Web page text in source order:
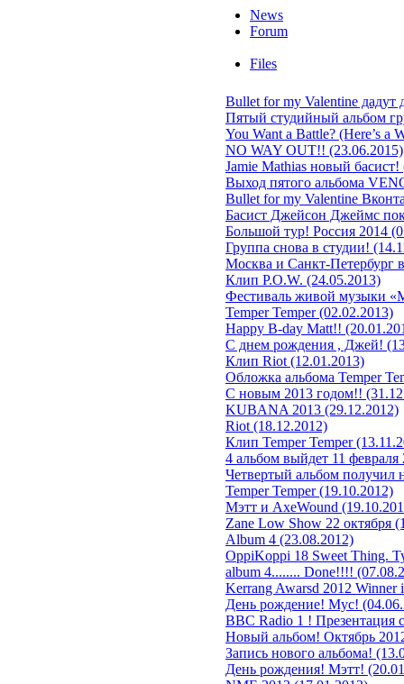
News
Forum
Files
Bullet for my Valentine дадут
Пятый студийный альбом
You Want a Battle? (Here’s a
NO WAY OUT!! (23.06.2015)
Jamie Mathias новый басист!
Выход пятого альбома
Bullet for my Valentine
Басист Джейсон Джеймс
Большой тур! Россия 2014
Группа снова в студии!
Москва и Санкт-Петербург
Клип P.O.W. (24.05.2013)
Фестиваль живой музыки
Temper Temper (02.02.2013)
Happy B-day Matt!!
С днем рождения , Джей!
Клип Riot (12.01.2013)
Обложка альбома Temper
С новым 2013 годом!!
KUBANA 2013 (29.12.2012)
Riot (18.12.2012)
Клип Temper Temper
4 альбом выйдет 11
Четвертый альбом получил
Temper Temper (19.10.2012)
Мэтт и AxeWound
Zane Low Show 22 октября
Album 4 (23.08.2012)
OppiKoppi 18 Sweet Thing.
album 4........ Done!!!!
Kerrang Awarsd 2012 Winner
День рождение! Мус!
BBC Radio 1 ! Презентация
Новый альбом! Октябрь
Запись нового альбома!
День рождения! Мэтт!